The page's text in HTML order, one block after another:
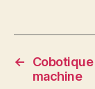
←
machine